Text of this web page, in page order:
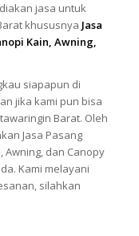
jasa untuk
khususnya Jasa
Kain, Awning,
siapapun di
jika kami pun bisa
Barat. Oleh
Jasa Pasang
Awning, dan Canopy
Kami melayani
silahkan